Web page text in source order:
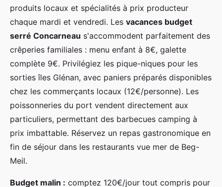
produits locaux et spécialités à prix producteur
chaque mardi et vendredi. Les vacances budget
serré Concarneau s'accommodent parfaitement des
crêperies familiales : menu enfant à 8€, galette
complète 9€. Privilégiez les pique-niques pour les
sorties îles Glénan, avec paniers préparés disponibles
chez les commerçants locaux (12€/personne). Les
poissonneries du port vendent directement aux
particuliers, permettant des barbecues camping à
prix imbattable. Réservez un repas gastronomique en
fin de séjour dans les restaurants vue mer de Beg-
Meil.
Budget malin : comptez 120€/jour tout compris pour